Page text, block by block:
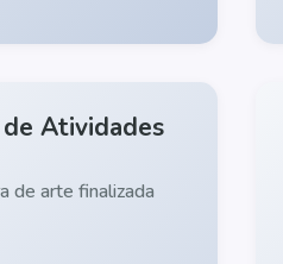
de Atividades
de arte finalizada